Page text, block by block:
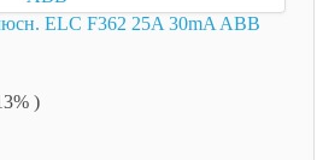
ELC F362 25A 30mA ABB
)